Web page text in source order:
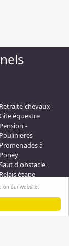
on our website.
Retraite chevaux
équestre
Pension -
Poulinieres
Promenades à
Poney
d obstacle
Relais étape